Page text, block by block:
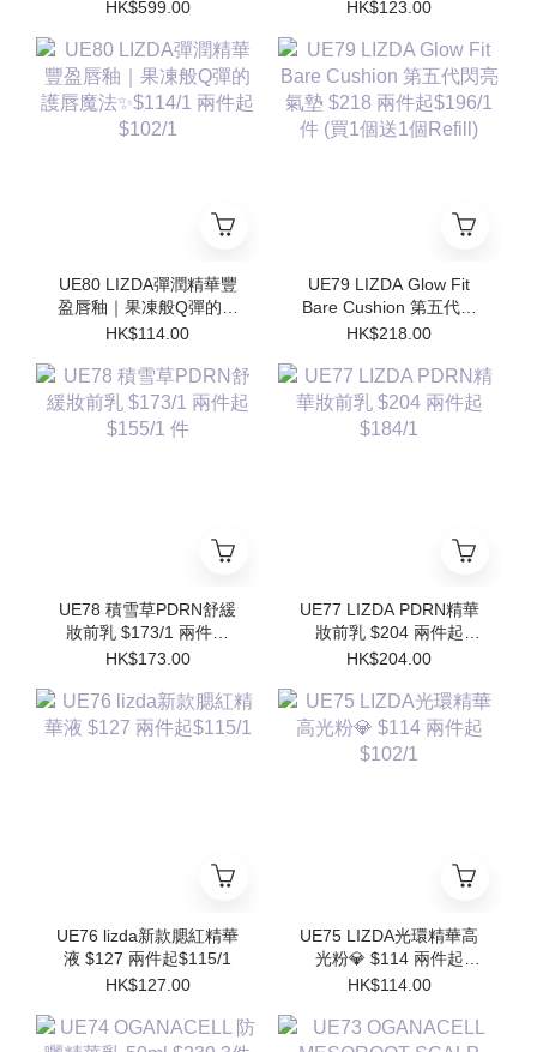
[*$1437/3送 超勝肽爽膚
水15ml*8] *【Skin
Booster 系列任選6件送
超勝肽爽膚水15ml*8+超
勝肽安瓶10ml*8】
HK$599.00 HK$123.00
UE80 LIZDA彈潤精華豐
盈唇釉｜果凍般Q彈的護
唇魔法✨$114/1 兩件起
HK$114.00
UE79 LIZDA Glow Fit
Bare Cushion 第五代閃
亮氣墊 $218 兩件起
Refill)
HK$218.00
UE78 積雪草PDRN舒緩
妝前乳 $173/1 兩件起
$155/1 件
HK$173.00
UE77 LIZDA PDRN精華
妝前乳 $204 兩件起
$184/1
HK$204.00
UE76 lizda新款腮紅精華
液 $127 兩件起$115/1
HK$127.00
UE75 LIZDA光環精華高
光粉💎 $114 兩件起
$102/1
HK$114.00